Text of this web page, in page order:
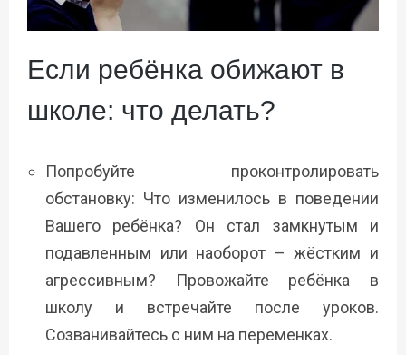
Если ребёнка обижают в
школе: что делать?
Попробуйте проконтролировать
обстановку: Что изменилось в поведении
Вашего ребёнка? Он стал замкнутым и
подавленным или наоборот – жёстким и
агрессивным? Провожайте ребёнка в
школу и встречайте после уроков.
Созванивайтесь с ним на переменках.